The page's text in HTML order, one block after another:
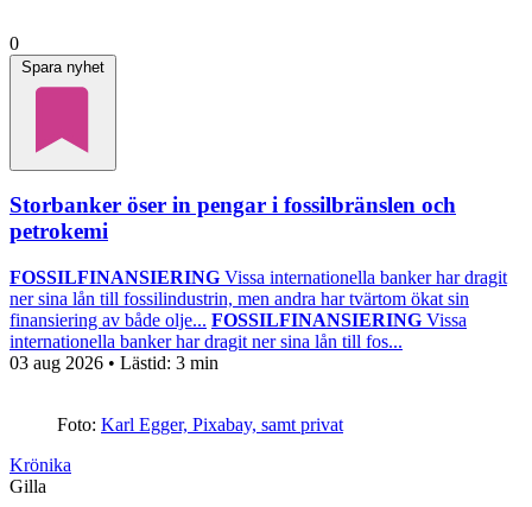
0
Spara nyhet
Storbanker öser in pengar i fossilbränslen och
petrokemi
FOSSILFINANSIERING Vissa internationella banker har dragit
ner sina lån till fossilindustrin, men andra har tvärtom ökat sin
finansiering av både olje... FOSSILFINANSIERING Vissa
internationella banker har dragit ner sina lån till fos...
03 aug 2026 • Lästid: 3 min
Foto: Karl Egger, Pixabay, samt privat
Krönika
Gilla